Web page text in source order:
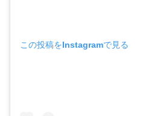
この投稿をInstagramで見る